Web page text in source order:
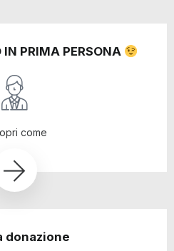
PRIMA PERSONA
come
donazione